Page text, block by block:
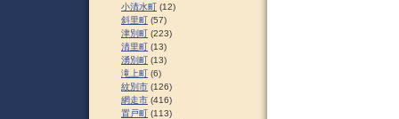
小清水町 (12)
斜里町 (57)
津別町 (223)
清里町 (13)
湧別町 (13)
滝上町 (6)
紋別市 (126)
網走市 (416)
置戸町 (113)